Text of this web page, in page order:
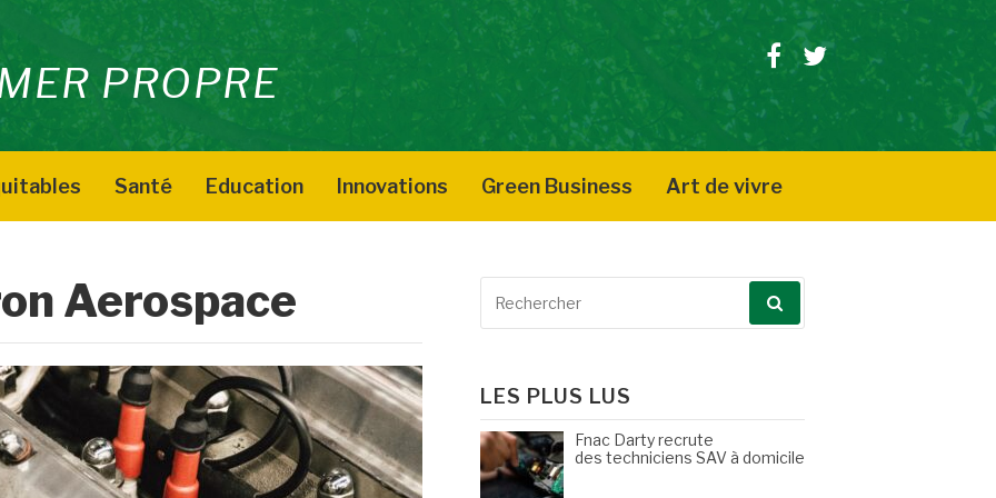
PROPRE
Facebook
Twitter
Santé Education Innovations Green Business Art de vivre
Aerospace
LES PLUS LUS
Fnac Darty recrute
des techniciens SAV à domicile